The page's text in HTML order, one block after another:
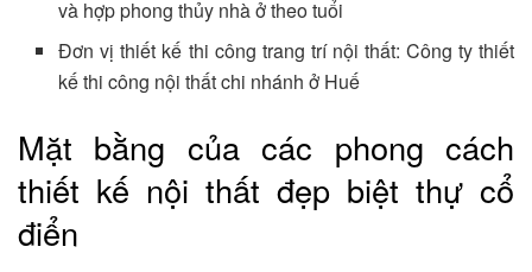
và hợp phong thủy nhà ở theo tuổi
Đơn vị thiết kế thi công trang trí nội thất: Công ty thiết
kế thi công nội thất chi nhánh ở Huế
Mặt bằng của các phong cách
thiết kế nội thất đẹp biệt thự cổ
điển